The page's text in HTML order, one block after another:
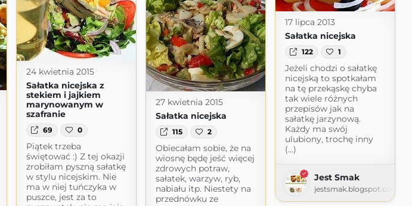
17 lipca 2013
Sałatka nicejska
122 1
Jeżeli chodzi o sałatkę
nicejską to spotkałam
na tę przekąskę chyba
tak wiele różnych
przepisów jak na
sałatkę jarzynową.
Każdy ma swój
ulubiony, trochę inny
(...)
Jest Smak
jestsmak.blogspot.com
24 kwietnia 2015
Sałatka nicejska z
stekiem i jajkiem
marynowanym w
szafranie
69 0
Piątek trzeba
świętować :) Z tej okazji
zrobiłam pyszną sałatkę
w stylu nicejskim. Nie
ma w niej tuńczyka w
puszce, jest za to
27 kwietnia 2015
Sałatka nicejska
115 2
Obiecałam sobie, że na
wiosnę będę jeść więcej
zdrowych potraw,
sałatek, warzyw, ryb,
nabiału itp. Niestety na
przednówku ze